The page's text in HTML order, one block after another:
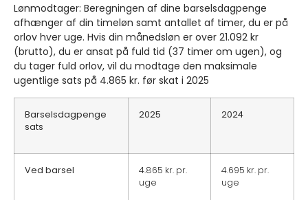
Lønmodtager: Beregningen af dine barselsdagpenge
afhænger af din timeløn samt antallet af timer, du er på
orlov hver uge. Hvis din månedsløn er over 21.092 kr
(brutto), du er ansat på fuld tid (37 timer om ugen), og
du tager fuld orlov, vil du modtage den maksimale
ugentlige sats på 4.865 kr. før skat i 2025
Barselsdagpenge
sats
2025 2024
Ved barsel
4.865 kr. pr.
uge
4.695 kr. pr.
uge